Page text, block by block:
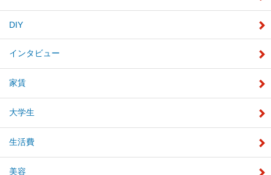
DIY
インタビュー
家賃
大学生
生活費
美容